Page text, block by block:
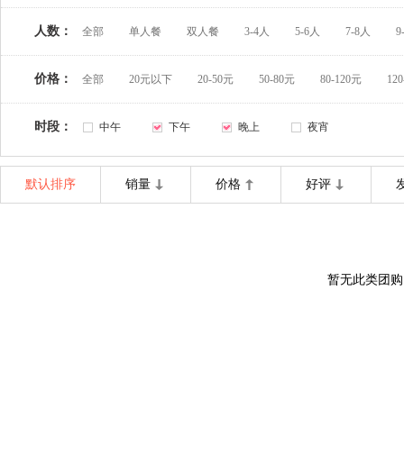
人数： 全部 单人餐 双人餐 3-4人 5-6人 7-8人
价格： 全部 20元以下 20-50元 50-80元 80-120元
时段： 中午 下午 晚上 夜宵
默认排序 销量 价格 好评
暂无此类团